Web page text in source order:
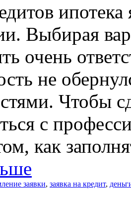
Выбирая
очень
не
Чтобы
с
как
заявки, заявка на кредит,